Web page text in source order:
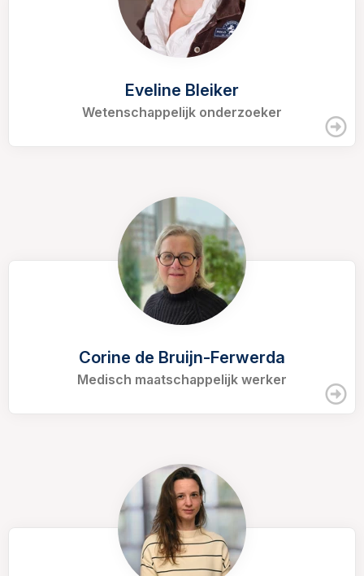
Eveline Bleiker
Wetenschappelijk onderzoeker
Corine de Bruijn-Ferwerda
Medisch maatschappelijk werker